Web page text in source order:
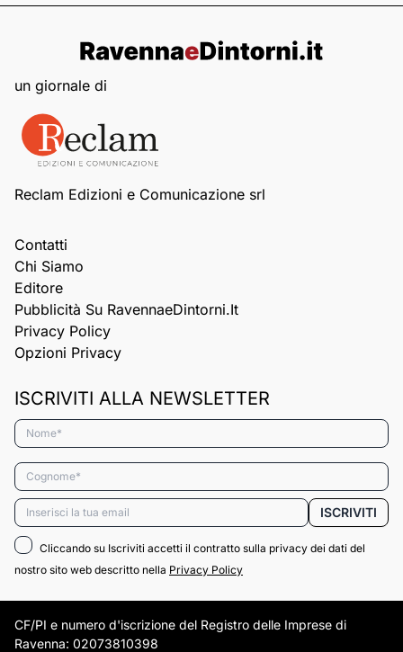
un giornale di
Reclam Edizioni e Comunicazione srl
Contatti
Chi Siamo
Editore
Pubblicità Su RavennaeDintorni.it
Privacy Policy
Opzioni Privacy
ISCRIVITI ALLA NEWSLETTER
Nome*
Cognome*
Email* ISCRIVITI
Cliccando su Iscriviti accetti il contratto sulla privacy dei dati del
nostro sito web descritto nella Privacy Policy
CF/PI e numero d'iscrizione del Registro delle Imprese di
Ravenna: 02073810398